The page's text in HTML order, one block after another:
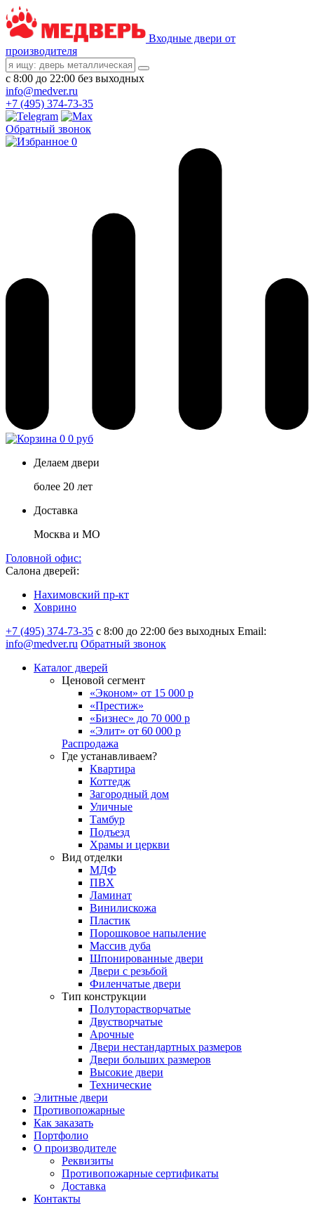
Входные двери от
производителя
с 8:00 до 22:00 без выходных
info@medver.ru
+7 (495) 374-73-35
Обратный звонок
0
0 0 руб
Делаем двери
более 20 лет
Доставка
Москва и МО
Головной офис:
Салона дверей:
Нахимовский пр-кт
Ховрино
+7 (495) 374-73-35 с 8:00 до 22:00 без выходных Email:
info@medver.ru Обратный звонок
Каталог дверей
Ценовой сегмент
«Эконом» от 15 000 р
«Престиж»
«Бизнес» до 70 000 р
«Элит» от 60 000 р
Распродажа
Где устанавливаем?
Квартира
Коттедж
Загородный дом
Уличные
Тамбур
Подъезд
Храмы и церкви
Вид отделки
МДФ
ПВХ
Ламинат
Винилискожа
Пластик
Порошковое напыление
Массив дуба
Шпонированные двери
Двери с резьбой
Филенчатые двери
Тип конструкции
Полуторастворчатые
Двустворчатые
Арочные
Двери нестандартных размеров
Двери больших размеров
Высокие двери
Технические
Элитные двери
Противопожарные
Как заказать
Портфолио
О производителе
Реквизиты
Противопожарные сертификаты
Доставка
Контакты